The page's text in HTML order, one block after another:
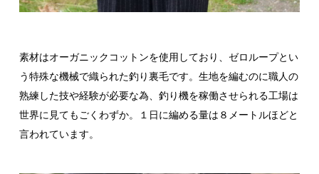
素材はオーガニックコットンを使用しており、ゼロループとい
う特殊な機械で織られた釣り裏毛です。生地を編むのに職人の
熟練した技や経験が必要な為、釣り機を稼働させられる工場は
世界に見てもごくわずか。１日に編める量は８メートルほどと
言われています。